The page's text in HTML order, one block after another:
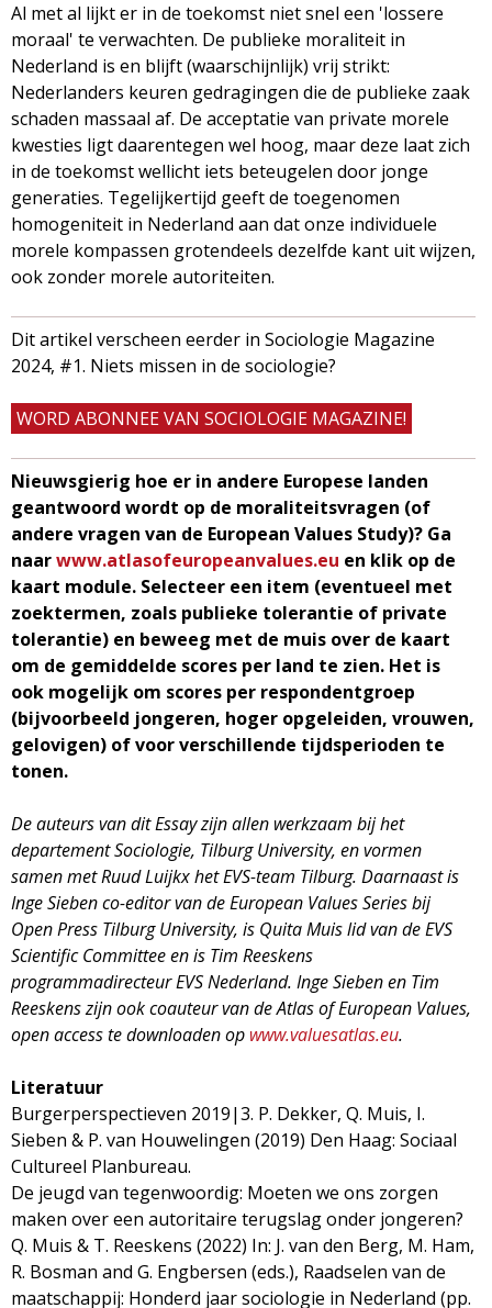
Al met al lijkt er in de toekomst niet snel een 'lossere
moraal' te verwachten. De publieke moraliteit in
Nederland is en blijft (waarschijnlijk) vrij strikt:
Nederlanders keuren gedragingen die de publieke zaak
schaden massaal af. De acceptatie van private morele
kwesties ligt daarentegen wel hoog, maar deze laat zich
in de toekomst wellicht iets beteugelen door jonge
generaties. Tegelijkertijd geeft de toegenomen
homogeniteit in Nederland aan dat onze individuele
morele kompassen grotendeels dezelfde kant uit wijzen,
ook zonder morele autoriteiten.
Dit artikel verscheen eerder in Sociologie Magazine
2024, #1. Niets missen in de sociologie?
WORD ABONNEE VAN SOCIOLOGIE MAGAZINE!
Nieuwsgierig hoe er in andere Europese landen
geantwoord wordt op de moraliteitsvragen (of
andere vragen van de European Values Study)? Ga
naarwww.atlasofeuropeanvalues.eu en klik op de
kaart module. Selecteer een item (eventueel met
zoektermen, zoals publieke tolerantie of private
tolerantie) en beweeg met de muis over de kaart
om de gemiddelde scores per land te zien. Het is
ook mogelijk om scores per respondentgroep
(bijvoorbeeld jongeren, hoger opgeleiden, vrouwen,
gelovigen) of voor verschillende tijdsperioden te
tonen.
De auteurs van dit Essay zijn allen werkzaam bij het
departement Sociologie, Tilburg University, en vormen
samen met Ruud Luijkx het EVS-team Tilburg. Daarnaast is
Inge Sieben co-editor van de European Values Series bij
Open Press Tilburg University, is Quita Muis lid van de EVS
Scientific Committee en is Tim Reeskens
programmadirecteur EVS Nederland. Inge Sieben en Tim
Reeskens zijn ook coauteur van de Atlas of European Values,
open access te downloaden op www.valuesatlas.eu.
Literatuur
Burgerperspectieven 2019|3. P. Dekker, Q. Muis, I.
Sieben & P. van Houwelingen (2019) Den Haag: Sociaal
Cultureel Planbureau.
De jeugd van tegenwoordig: Moeten we ons zorgen
maken over een autoritaire terugslag onder jongeren?
Q. Muis & T. Reeskens (2022) In: J. van den Berg, M. Ham,
R. Bosman and G. Engbersen (eds.), Raadselen van de
maatschappij: Honderd jaar sociologie in Nederland (pp.